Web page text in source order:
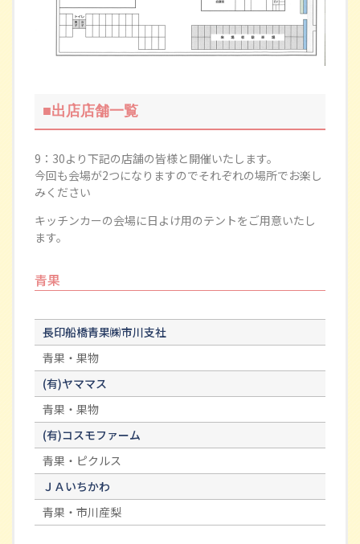
出店店舗一覧
9：30より下記の店舗の皆様と開催いたします。
今回も会場が2つになりますのでそれぞれの場所でお楽し
みください
キッチンカーの会場に日よけ用のテントをご用意いたし
ます。
青果
長印船橋青果㈱市川支社
青果・果物
(有)ヤママス
青果・果物
(有)コスモファーム
青果・ピクルス
ＪＡいちかわ
青果・市川産梨